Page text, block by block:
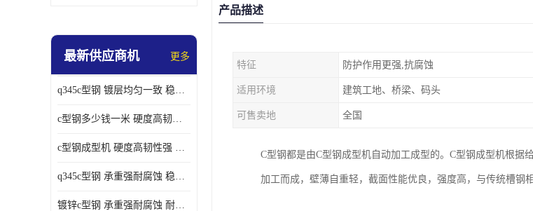
最新供应商机 更多
q345c型钢 镀层均匀一致 稳重支撑承载力大
c型钢多少钱一米 硬度高韧性强 光洁无毛刺
c型钢成型机 硬度高韧性强 防腐耐蚀性能好
q345c型钢 承重强耐腐蚀 稳重支撑承载力大
镀锌c型钢 承重强耐腐蚀 耐腐蚀 耐高温
产品描述
特征 防护作用更强,抗腐蚀
适用环境 建筑工地、桥梁、码头
可售卖地 全国
C型钢都是由C型钢成型机自动加工成型的。C型钢成型机根据
加工而成，壁薄自重轻，截面性能优良，强度高，与传统槽钢